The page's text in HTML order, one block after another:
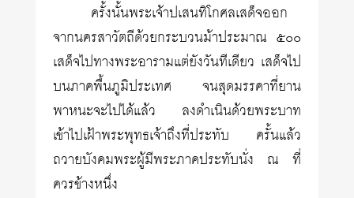
ครั้งนั้นพระเจ้าปเสนทิโกศลเสด็จออก
จากนครสาวัตถีด้วยกระบวนม้าประมาณ ๕๐๐
เสด็จไปทางพระอารามแต่ยังวันทีเดียว เสด็จไป
บนภาคพื้นภูมิประเทศ จนสุดมรรคาที่ยาน
พาหนะจะไปได้แล้ว ลงดำเนินด้วยพระบาท
เข้าไปเฝ้าพระพุทธเจ้าถึงที่ประทับ ครั้นแล้ว
ถวายบังคมพระผู้มีพระภาคประทับนั่ง ณ ที่
ควรข้างหนึ่ง